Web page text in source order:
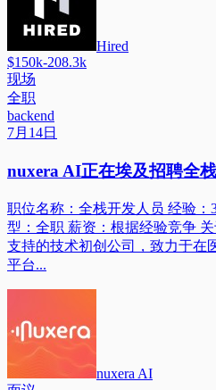
Hired
$150k-208.3k
现场
全职
backend
7月14日
nuxera AI正在埃及招聘全
职位名称：全栈开发人员 经验
型：全职 薪资：根据经验竞争
支持的技术初创公司，致力于在
平台...
nuxera AI